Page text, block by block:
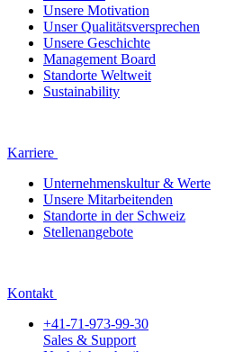
Unsere Motivation
Unser Qualitätsversprechen
Unsere Geschichte
Management Board
Standorte Weltweit
Sustainability
Karriere
Unternehmenskultur & Werte
Unsere Mitarbeitenden
Standorte in der Schweiz
Stellenangebote
Kontakt
+41-71-973-99-30
Sales & Support